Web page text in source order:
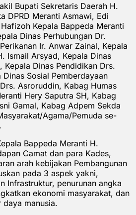
Bupati Sekretaris Daerah H.
DPRD Meranti Asmawi, Edi
Kepala Bappeda Meranti
Dinas Perhubungan Dr.
Ir. Anwar Zainal, Kepala
Ismail Arsyad, Kepala Dinas
Kepala Dinas Pendidikan Drs.
Sosial Pemberdayaan
Asroruddin, Kabag Humas
Hery Saputra SH, Kabag
Gamal, Kabag Adpem Sekda
Agama/Pemuda se-
Bappeda Meranti H.
Camat dan para Kades,
arah kebijakan Pembangunan
pada 3 aspek yakni,
Infrastruktur, penurunan angka
ekonomi masyarakat, dan
daya manusia.